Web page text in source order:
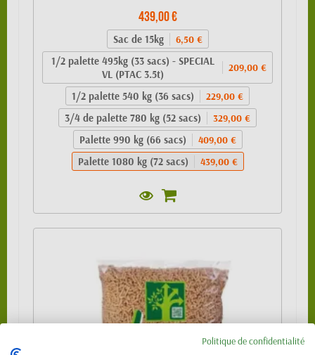
439,00 €
Sac de 15kg 6,50 €
1/2 palette 495kg (33 sacs) - SPECIAL
VL (PTAC 3.5t)
209,00 €
1/2 palette 540 kg (36 sacs) 229,00 €
3/4 de palette 780 kg (52 sacs) 329,00 €
Palette 990 kg (66 sacs) 409,00 €
Palette 1080 kg (72 sacs) 439,00 €
Politique de confidentialité